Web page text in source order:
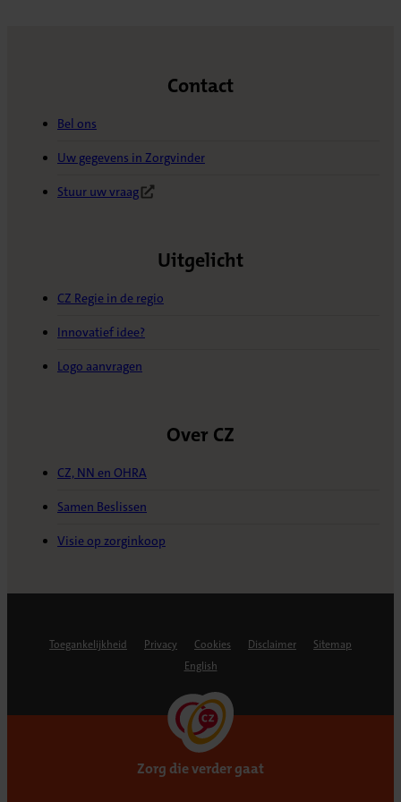
Contact
Bel ons
Uw gegevens in Zorgvinder
Stuur uw vraag
(Opent in nieuw tabblad)
Uitgelicht
CZ Regie in de regio
Innovatief idee?
Logo aanvragen
Over CZ
CZ, NN en OHRA
Samen Beslissen
Visie op zorginkoop
Toegankelijkheid Privacy Cookies Disclaimer
Sitemap
English
Zorg die verder gaat